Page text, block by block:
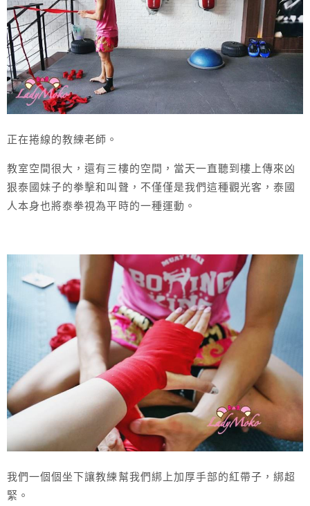
正在捲線的教練老師。
教室空間很大，還有三樓的空間，當天一直聽到樓上傳來凶
狠泰國妹子的拳擊和叫聲，不僅僅是我們這種觀光客，泰國
人本身也將泰拳視為平時的一種運動。
我們一個個坐下讓教練幫我們綁上加厚手部的紅帶子，綁超
緊。